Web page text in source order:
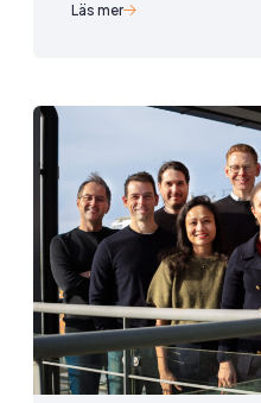
Läs mer